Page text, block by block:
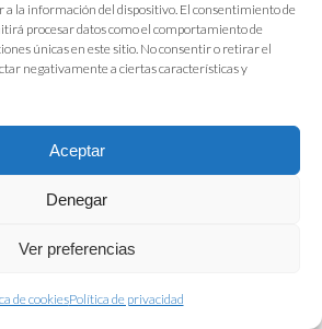
a la información del dispositivo. El consentimiento de
procesar datos como el comportamiento de
únicas en este sitio. No consentir o retirar el
negativamente a ciertas características y
Aceptar
Denegar
Ver preferencias
de cookiesPolítica de privacidad
Prácticas de Prevención
comercio de
bebidas